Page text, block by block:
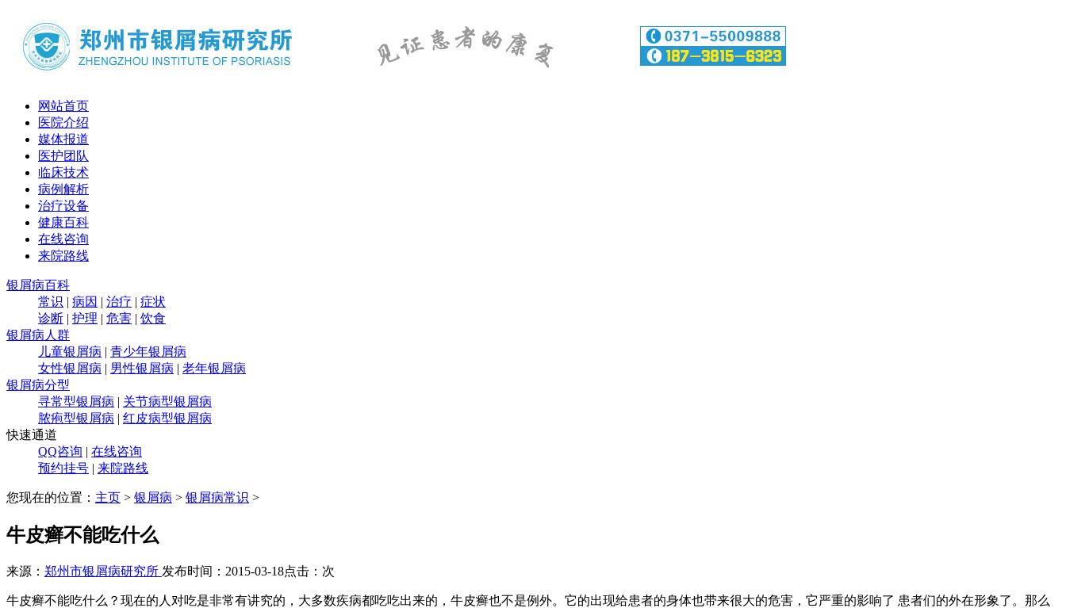
网站首页
医院介绍
媒体报道
医护团队
临床技术
病例解析
治疗设备
健康百科
在线咨询
来院路线
银屑病百科
常识 | 病因 | 治疗 | 症状
诊断 | 护理 | 危害 | 饮食
银屑病人群
儿童银屑病 | 青少年银屑病
女性银屑病 | 男性银屑病 | 老年银屑病
银屑病分型
寻常型银屑病 | 关节病型银屑病
脓疱型银屑病 | 红皮病型银屑病
快速通道
QQ咨询 | 在线咨询
预约挂号 | 来院路线
您现在的位置： 主页 > 银屑病 > 银屑病常识 >
牛皮癣不能吃什么
来源： 郑州市银屑病研究所 发布时间：2015-03-18点击： 次
牛皮癣不能吃什么？现在的人对吃是非常有讲究的，大多数疾病都吃吃出来的，牛皮癣也不是例外。它的出现给患者的身体也带来很大的危害，它严重的影响了 患者们的外在形象了。那么